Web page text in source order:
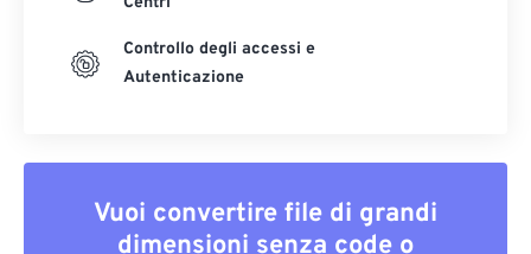
Controllo degli accessi e
Autenticazione
Vuoi convertire file di grandi
dimensioni senza code o